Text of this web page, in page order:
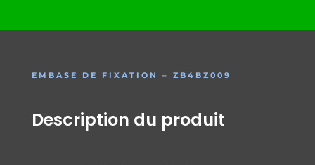
EMBASE DE FIXATION – ZB4BZ009
Description du produit